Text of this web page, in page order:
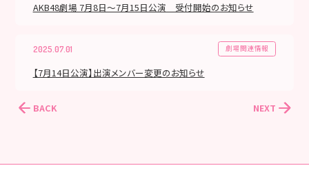
AKB48劇場 7月8日～7月15日公演 受付開始のお知らせ
2025.07.01 劇場関連情報
【7月14日公演】出演メンバー変更のお知らせ
BACK NEXT